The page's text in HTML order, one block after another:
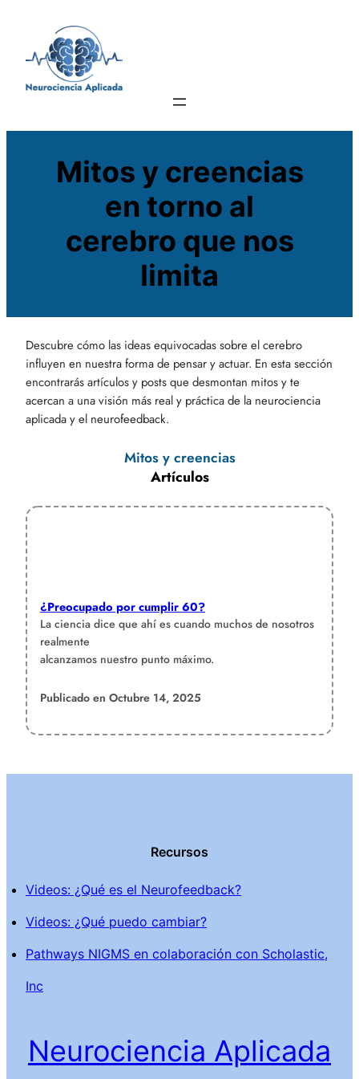
Saltar
contenido
Mitos y creencias
en torno al
cerebro que nos
limita
Descubre cómo las ideas equivocadas sobre el cerebro
influyen en nuestra forma de pensar y actuar. En esta sección
encontrarás artículos y posts que desmontan mitos y te
acercan a una visión más real y práctica de la neurociencia
aplicada y el neurofeedback.
Mitos y creencias
Artículos
¿Preocupado por cumplir 60?
La ciencia dice que ahí es cuando muchos de nosotros
realmente
alcanzamos nuestro punto máximo.
Publicado en Octubre 14, 2025
Recursos
Videos: ¿Qué es el Neurofeedback?
Videos: ¿Qué puedo cambiar?
Pathways NIGMS en colaboración con Scholastic,
Inc
Neurociencia Aplicada